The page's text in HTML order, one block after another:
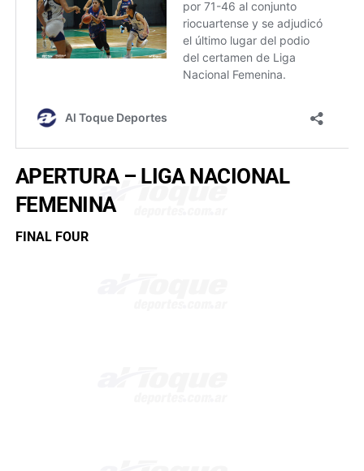
APERTURA – LIGA NACIONAL
FEMENINA
FINAL FOUR